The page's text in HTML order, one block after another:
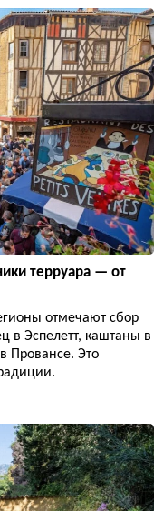
терруара — от
отмечают сбор
в Эспелетт, каштаны в
Провансе. Это